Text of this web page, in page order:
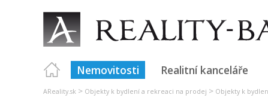
Nemovitosti Realitní kanceláře
AReality.sk > Objekty k bydlení a rekreaci na prodej > Objekty k